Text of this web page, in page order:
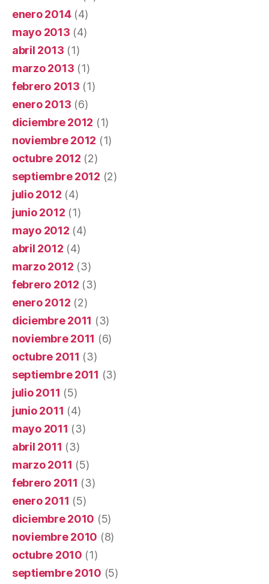
enero 2014(4)
mayo 2013 (4)
abril 2013 (1)
marzo 2013 (1)
febrero 2013 (1)
enero 2013 (6)
diciembre 2012 (1)
noviembre 2012 (1)
octubre 2012 (2)
septiembre 2012 (2)
julio 2012 (4)
junio 2012 (1)
mayo 2012 (4)
abril 2012 (4)
marzo 2012 (3)
febrero 2012 (3)
enero 2012 (2)
diciembre 2011 (3)
noviembre 2011 (6)
octubre 2011 (3)
septiembre 2011 (3)
julio 2011 (5)
junio 2011 (4)
mayo 2011 (3)
abril 2011 (3)
marzo 2011 (5)
febrero 2011 (3)
enero 2011 (5)
diciembre 2010 (5)
noviembre 2010 (8)
octubre 2010 (1)
septiembre 2010 (5)